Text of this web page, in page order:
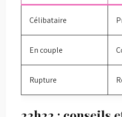
Célibataire
En couple
Rupture